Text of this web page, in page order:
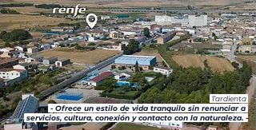
Tardienta
- Ofrece un estilo de vida tranquilo sin renunciar a
servicios, cultura, conexión y contacto con la naturaleza. -